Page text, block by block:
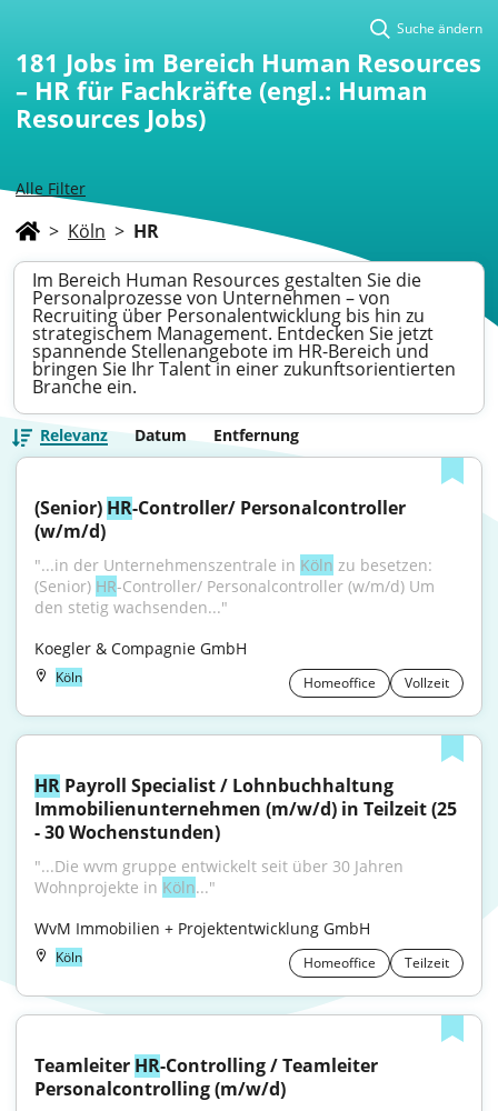
Alle Filter
Suche ändern
181 Jobs im Bereich Human Resources
– HR für Fachkräfte (engl.: Human
Resources Jobs)
> Köln > HR
Im Bereich Human Resources gestalten Sie die
Personalprozesse von Unternehmen – von
Recruiting über Personalentwicklung bis hin zu
strategischem Management. Entdecken Sie jetzt
spannende Stellenangebote im HR-Bereich und
bringen Sie Ihr Talent in einer zukunftsorientierten
Branche ein.
Relevanz Datum Entfernung
(Senior) HR-Controller/ Personalcontroller
(w/m/d)
"...in der Unternehmenszentrale in Köln zu besetzen:
(Senior) HR-Controller/ Personalcontroller (w/m/d) Um
den stetig wachsenden..."
Koegler & Compagnie GmbH
Köln Homeoffice Vollzeit
HR Payroll Specialist / Lohnbuchhaltung
Immobilienunternehmen (m/w/d) in Teilzeit (25
- 30 Wochenstunden)
"...Die wvm gruppe entwickelt seit über 30 Jahren
Wohnprojekte in Köln..."
WvM Immobilien + Projektentwicklung GmbH
Köln Homeoffice Teilzeit
Teamleiter HR-Controlling / Teamleiter
Personalcontrolling (m/w/d)